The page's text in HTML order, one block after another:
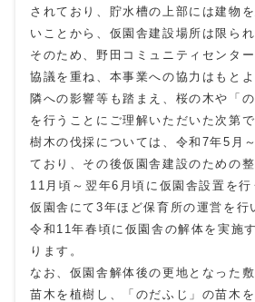
されており、貯水槽の上部には建物
いことから、仮園舎建設場所は限られ
そのため、野田コミュニティセンタ
協議を重ね、本事業への協力はもと
隣への影響等も踏まえ、桜の木や「
を行うことにご理解いただいた次第で
樹木の伐採については、令和7年5月
ており、その後仮園舎建設のための整
11月頃～翌年6月頃に仮園舎設置を行
仮園舎にて3年ほど保育所の運営を行
令和11年春頃に仮園舎の解体を実施
ります。
なお、仮園舎解体後の更地となった
苗木を植樹し、「のだふじ」の苗木